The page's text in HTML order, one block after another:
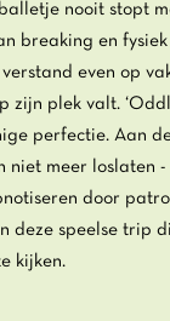
nooit stopt
breaking en
even op
zijn plek valt.
perfectie. Aan
niet meer loslaten
door
deze speelse trip
kijken.